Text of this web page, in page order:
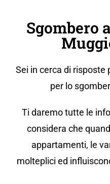
Sgombero
Sei in cerca di risposte
per lo
Ti daremo tutte le
considera che
appartamenti, le
molteplici ed